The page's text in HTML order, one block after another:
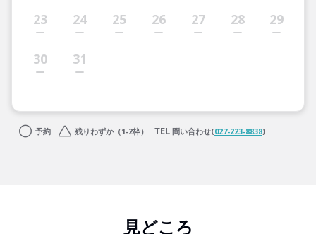
23 24 25 26 27 28 29
30 31
予約 残りわずか（1-2枠） 問い合わせ(027-223-8838)
見どころ